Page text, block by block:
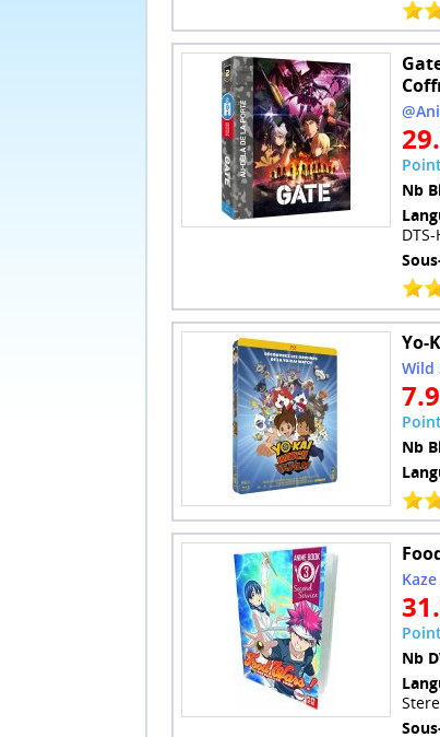
Nb
Yo-
Wild
Nb
Kaze
Nb